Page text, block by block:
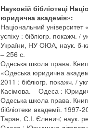
Науковій бібліотеці
юридична академія»:
Національний
успіху : бібліогр.
України, НУ ОЮА, наук. б-
– 256 с.
Одеська школа права.
«Одеська юридична
2011 : бібліогр. покажч. /
Касімова. – Одеса :
Одеська школа права.
бібліотеки академії.
Таран, С.І. Єленич; наук.